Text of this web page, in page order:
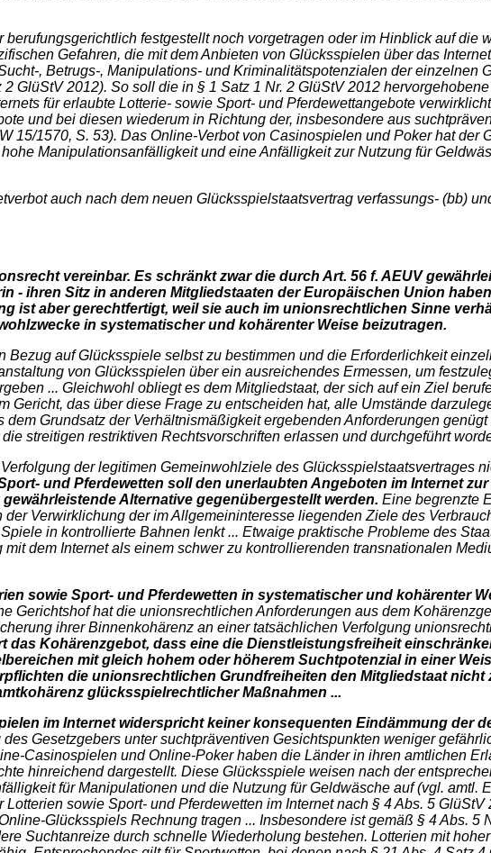
festgestellt noch vorgetragen oder im Hinblick auf die
Gefahren, die mit dem Anbieten von Glücksspielen über das
, Betrugs-, Manipulations- und Kriminalitätspotenzialen der einzelnen
GlüStV 2012). So soll die in § 1 Satz 1 Nr. 2 GlüStV 2012 hervorgehobene
für erlaubte Lotterie- sowie Sport- und Pferdewettangebote
und bei diesen wiederum in Richtung der, insbesondere aus
15/1570, S. 53). Das Online-Verbot von Casinospielen und Poker hat der
Manipulationsanfälligkeit und eine Anfälligkeit zur Nutzung für
auch nach dem neuen Glücksspielstaatsvertrag verfassungs- (bb)
vereinbar. Es schränkt zwar die durch Art. 56 f. AEUV
- ihren Sitz in anderen Mitgliedstaaten der Europäischen Union
ist aber gerechtfertigt, weil sie auch im unionsrechtlichen Sinne
in systematischer und kohärenter Weise beizutragen.
auf Glücksspiele selbst zu bestimmen und die Erforderlichkeit
von Glücksspielen über ein ausreichendes Ermessen, um
... Gleichwohl obliegt es dem Mitgliedstaat, der sich auf ein Ziel
das über diese Frage zu entscheiden hat, alle Umstände
Grundsatz der Verhältnismäßigkeit ergebenden Anforderungen
streitigen restriktiven Rechtsvorschriften erlassen und durchgeführt
der legitimen Gemeinwohlziele des Glücksspielstaatsvertrages
und Pferdewetten soll den unerlaubten Angeboten im Internet
Alternative gegenübergestellt werden. Eine begrenzte
Verwirklichung der im Allgemeininteresse liegenden Ziele des
in kontrollierte Bahnen lenkt ... Etwaige praktische Probleme des
dem Internet als einem schwer zu kontrollierenden transnationalen
sowie Sport- und Pferdewetten in systematischer und kohärenter
Gerichtshof hat die unionsrechtlichen Anforderungen aus dem
ihrer Binnenkohärenz an einer tatsächlichen Verfolgung
das Kohärenzgebot, dass eine die Dienstleistungsfreiheit
mit gleich hohem oder höherem Suchtpotenzial in einer
die unionsrechtlichen Grundfreiheiten den Mitgliedstaat nicht
glücksspielrechtlicher Maßnahmen ...
im Internet widerspricht keiner konsequenten Eindämmung der
Gesetzgebers unter suchtpräventiven Gesichtspunkten weniger
Casinospielen und Online-Poker haben die Länder in ihren amtlichen
hinreichend dargestellt. Diese Glücksspiele weisen nach der
für Manipulationen und die Nutzung für Geldwäsche auf (vgl. amtl.
sowie Sport- und Pferdewetten im Internet nach § 4 Abs. 5 GlüStV
Glücksspiels Rechnung tragen ... Insbesondere ist gemäß § 4 Abs. 5
Suchtanreize durch schnelle Wiederholung bestehen. Lotterien mit